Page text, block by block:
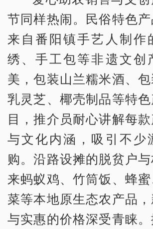
节同样热闹。民俗特色产
来自番阳镇手艺人制作
绣、手工包等非遗文创
美，包装山兰糯米酒、
乳灵芝、椰壳制品等特
目，推介员耐心讲解每
与文化内涵，吸引不少
购。沿路设摊的脱贫户
来蚂蚁鸡、竹筒饭、蜂
菜等本地原生态农产品
与实惠的价格深受青睐